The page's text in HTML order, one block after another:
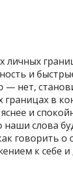
личных
и
— нет,
границах в
и
наши слова
говорить
к себе и